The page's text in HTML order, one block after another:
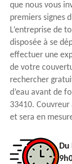
que nous vous
premiers signes
L’entreprise de
disposée à se
effectuer une
de votre
rechercher
d’eau avant de
33410.
et sera en